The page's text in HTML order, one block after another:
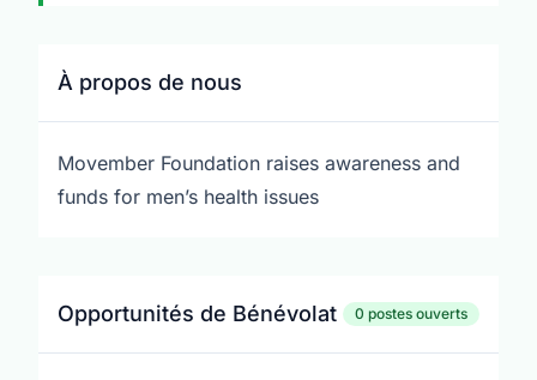
À propos de nous
Movember Foundation raises awareness and
funds for men’s health issues
Opportunités de Bénévolat 0 postes ouverts